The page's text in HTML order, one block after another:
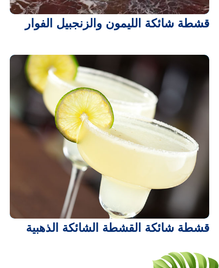
قشطة شائكة الليمون والزنجبيل الفوار
قشطة شائكة القشطة الشائكة الذهبية